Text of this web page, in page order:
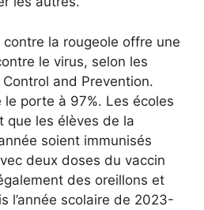
la rougeole offre une
le virus, selon les
and Prevention.
porte à 97%. Les écoles
que les élèves de la
soient immunisés
deux doses du vaccin
des oreillons et
l’année scolaire de 2023-